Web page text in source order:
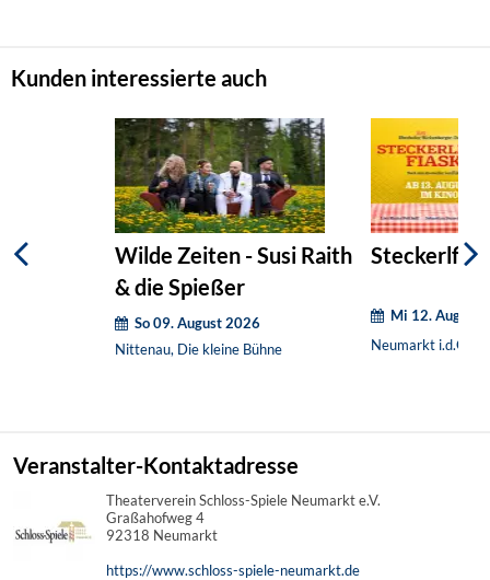
Kunden interessierte auch
Wilde Zeiten - Susi Raith
& die Spießer
So 09. August 2026
Nittenau, Die kleine Bühne
Mi 12. August
Neumarkt
Veranstalter-Kontaktadresse
Theaterverein Schloss-Spiele Neumarkt e.V.
Graßahofweg 4
92318 Neumarkt
https://www.schloss-spiele-neumarkt.de